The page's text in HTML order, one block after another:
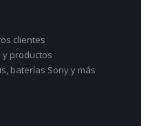
clientes
productos
baterías Sony y más